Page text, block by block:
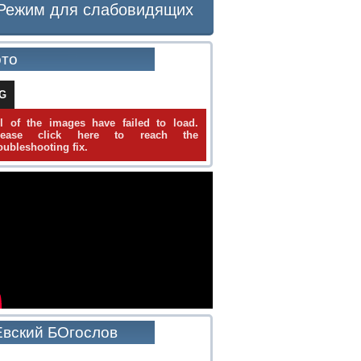
для слабовидящих
of the images have failed to load.
click here to reach the
fix.
БОгослов